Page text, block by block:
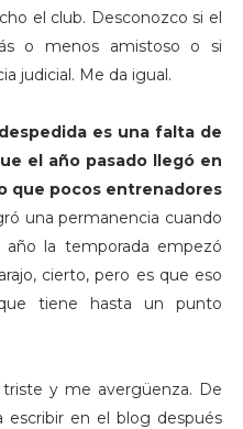
el club. Desconozco si el
o menos amistoso o si
judicial. Me da igual.
es una falta de
el año pasado llegó en
que pocos entrenadores
una permanencia cuando
la temporada empezó
cierto, pero es que eso
tiene hasta un punto
y me avergüenza. De
escribir en el blog después